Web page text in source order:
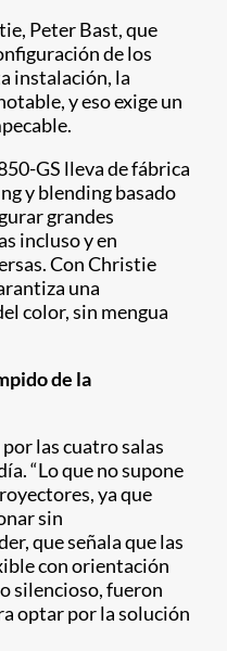
Peter Bast, que
de los
instalación, la
y eso exige un
GS lleva de fábrica
y blending basado
grandes
incluso y en
Con Christie
una
color, sin mengua
de la
las cuatro salas
“Lo que no supone
ya que
sin
que señala que las
con orientación
silencioso, fueron
optar por la solución